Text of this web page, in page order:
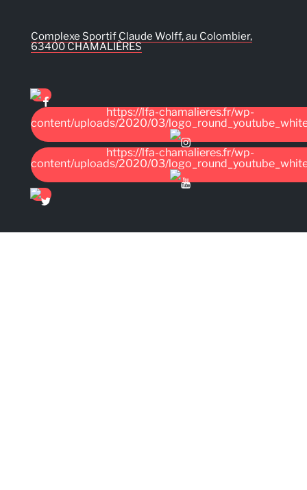
Complexe Sportif Claude Wolff, au Colombier,
63400 CHAMALIÈRES
https://lfa-chamalieres.fr/wp-
content/uploads/2020/03/
https://lfa-chamalieres.fr/wp-
content/uploads/2020/03/